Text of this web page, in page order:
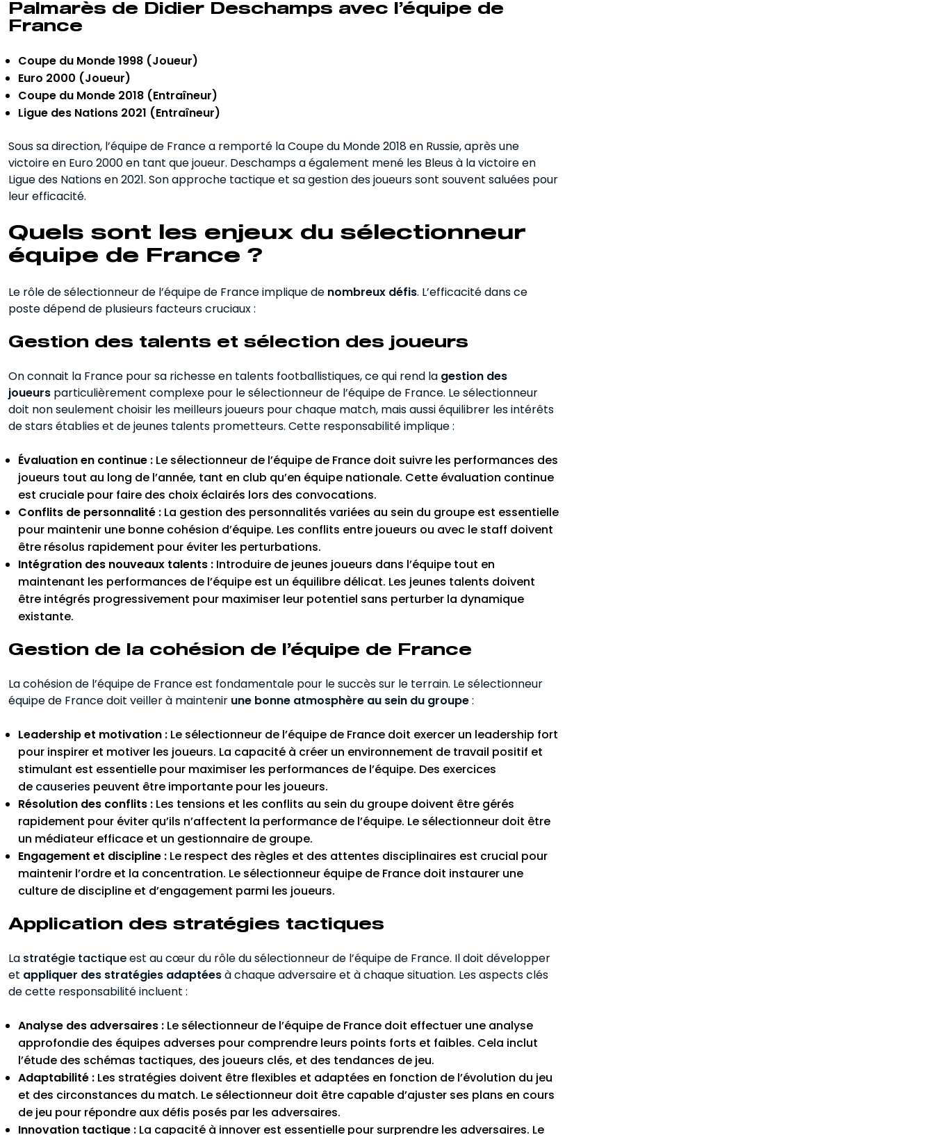
Palmarès de Didier Deschamps avec l’équipe de
France
Coupe du Monde 1998 (Joueur)
Euro 2000 (Joueur)
Coupe du Monde 2018 (Entraîneur)
Ligue des Nations 2021 (Entraîneur)
Sous sa direction, l’équipe de France a remporté la Coupe du Monde 2018 en Russie, après une
victoire en Euro 2000 en tant que joueur. Deschamps a également mené les Bleus à la victoire en
Ligue des Nations en 2021. Son approche tactique et sa gestion des joueurs sont souvent saluées pour
leur efficacité.
Quels sont les enjeux du sélectionneur
équipe de France ?
Le rôle de sélectionneur de l’équipe de France implique de nombreux défis. L’efficacité dans ce
poste dépend de plusieurs facteurs cruciaux :
Gestion des talents et sélection des joueurs
On connait la France pour sa richesse en talents footballistiques, ce qui rend la gestion des
joueurs particulièrement complexe pour le sélectionneur de l’équipe de France. Le sélectionneur
doit non seulement choisir les meilleurs joueurs pour chaque match, mais aussi équilibrer les intérêts
de stars établies et de jeunes talents prometteurs. Cette responsabilité implique :
Évaluation en continue : Le sélectionneur de l’équipe de France doit suivre les performances des
joueurs tout au long de l’année, tant en club qu’en équipe nationale. Cette évaluation continue
est cruciale pour faire des choix éclairés lors des convocations.
Conflits de personnalité : La gestion des personnalités variées au sein du groupe est essentielle
pour maintenir une bonne cohésion d’équipe. Les conflits entre joueurs ou avec le staff doivent
être résolus rapidement pour éviter les perturbations.
Intégration des nouveaux talents : Introduire de jeunes joueurs dans l’équipe tout en
maintenant les performances de l’équipe est un équilibre délicat. Les jeunes talents doivent
être intégrés progressivement pour maximiser leur potentiel sans perturber la dynamique
existante.
Gestion de la cohésion de l’équipe de France
La cohésion de l’équipe de France est fondamentale pour le succès sur le terrain. Le sélectionneur
équipe de France doit veiller à maintenir une bonne atmosphère au sein du groupe:
Leadership et motivation : Le sélectionneur de l’équipe de France doit exercer un leadership fort
pour inspirer et motiver les joueurs. La capacité à créer un environnement de travail positif et
stimulant est essentielle pour maximiser les performances de l’équipe. Des exercices
de causeries peuvent être importante pour les joueurs.
Résolution des conflits : Les tensions et les conflits au sein du groupe doivent être gérés
rapidement pour éviter qu’ils n’affectent la performance de l’équipe. Le sélectionneur doit être
un médiateur efficace et un gestionnaire de groupe.
Engagement et discipline : Le respect des règles et des attentes disciplinaires est crucial pour
maintenir l’ordre et la concentration. Le sélectionneur équipe de France doit instaurer une
culture de discipline et d’engagement parmi les joueurs.
Application des stratégies tactiques
La stratégie tactiqueest au cœur du rôle du sélectionneur de l’équipe de France. Il doit développer
et appliquer des stratégies adaptéesà chaque adversaire et à chaque situation. Les aspects clés
de cette responsabilité incluent :
Analyse des adversaires : Le sélectionneur de l’équipe de France doit effectuer une analyse
approfondie des équipes adverses pour comprendre leurs points forts et faibles. Cela inclut
l’étude des schémas tactiques, des joueurs clés, et des tendances de jeu.
Adaptabilité : Les stratégies doivent être flexibles et adaptées en fonction de l’évolution du jeu
et des circonstances du match. Le sélectionneur doit être capable d’ajuster ses plans en cours
de jeu pour répondre aux défis posés par les adversaires.
Innovation tactique : La capacité à innover est essentielle pour surprendre les adversaires. Le